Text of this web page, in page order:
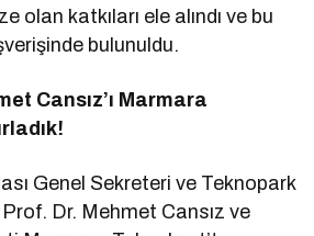
olan katkıları ele alındı ve bu
bulunuldu.
Cansız’ı Marmara
Genel Sekreteri ve Teknopark
Dr. Mehmet Cansız ve